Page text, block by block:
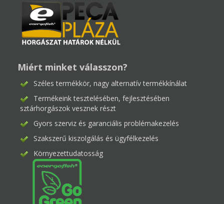
Miért minket válasszon?
Széles termékkör, nagy alternatív termékkínálat
Termékeink tesztelésében, fejlesztésében
sztárhorgászok vesznek részt
Gyors szerviz és garanciális problémakezelés
Szakszerű kiszolgálás és ügyfélkezelés
Környezettudatosság